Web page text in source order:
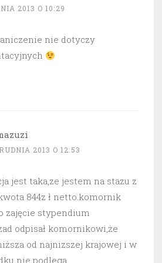
2013 O 10:29
nie dotyczy
2013 O 12:53
jest taka,ze jestem na stazu z
844z ł netto.komornik
zajęcie stypendium
odpisał komornikowi,że
od najnizszej krajowej i w
nie podlega